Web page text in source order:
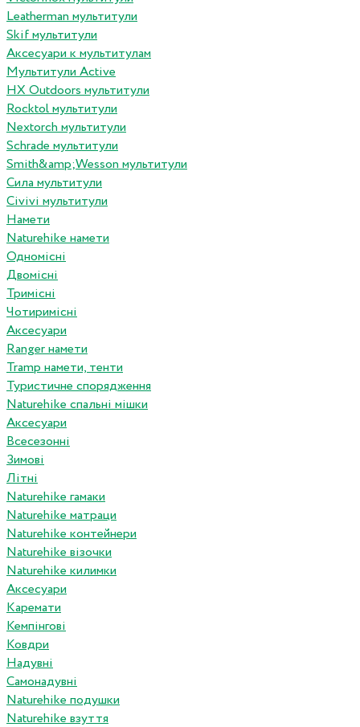
Leatherman мультитули
Skif мультитули
Аксесуари к мультитулам
Мультитули Active
HX Outdoors мультитули
Rocktol мультитули
Nextorch мультитули
Schrade мультитули
Smith&amp;Wesson мультитули
Сила мультитули
Civivi мультитули
Намети
Naturehike намети
Одномісні
Двомісні
Тримісні
Чотиримісні
Аксесуари
Ranger намети
Tramp намети, тенти
Туристичне спорядження
Naturehike спальні мішки
Аксесуари
Всесезонні
Зимові
Літні
Naturehike гамаки
Naturehike матраци
Naturehike контейнери
Naturehike візочки
Naturehike килимки
Аксесуари
Каремати
Кемпінгові
Ковдри
Надувні
Самонадувні
Naturehike подушки
Naturehike взуття